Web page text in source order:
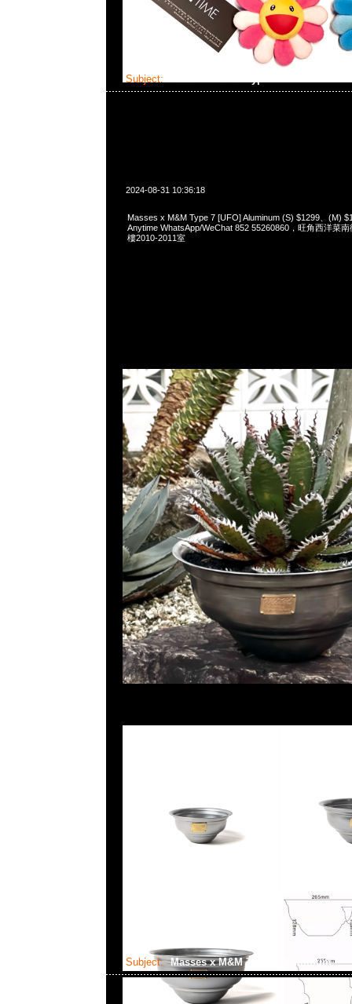
Subject:
2024-08-31 10:36:18
Masses x M&M Type 7 [UFO] Aluminum (S) $1299、(M)
Anytime WhatsApp/WeChat 852 55260860，旺角西洋菜
樓2010-2011室
Subject: Masses x M&M Type 8 Aluminum